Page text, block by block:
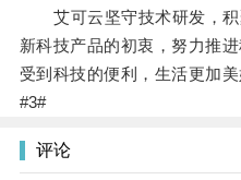
艾可云坚守技术研发，积
新科技产品的初衷，努力推
受到科技的便利，生活更加
#3#
评论